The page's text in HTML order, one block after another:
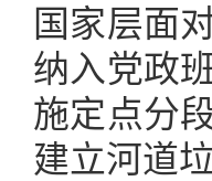
国家层面
纳入党政
施定点分
建立河道